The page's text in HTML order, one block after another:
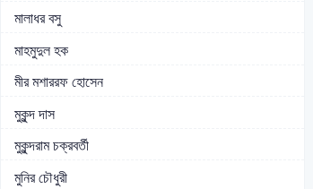
মালাধর বসু
মাহমুদুল হক
মীর মশাররফ হোসেন
মুকুন্দ দাস
মুকুন্দরাম চক্রবর্তী
মুনির চৌধুরী